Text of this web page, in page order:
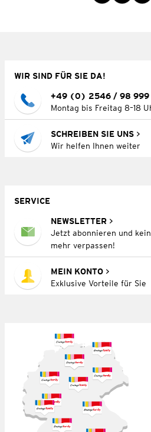
WIR SIND FÜR SIE DA!
+49 (0) 2546 / 98 999
Montag bis Freitag 8–18
SCHREIBEN SIE UNS
Wir helfen Ihnen weiter
SERVICE
NEWSLETTER
Jetzt abonnieren und
mehr verpassen!
MEIN KONTO
Exklusive Vorteile für Sie